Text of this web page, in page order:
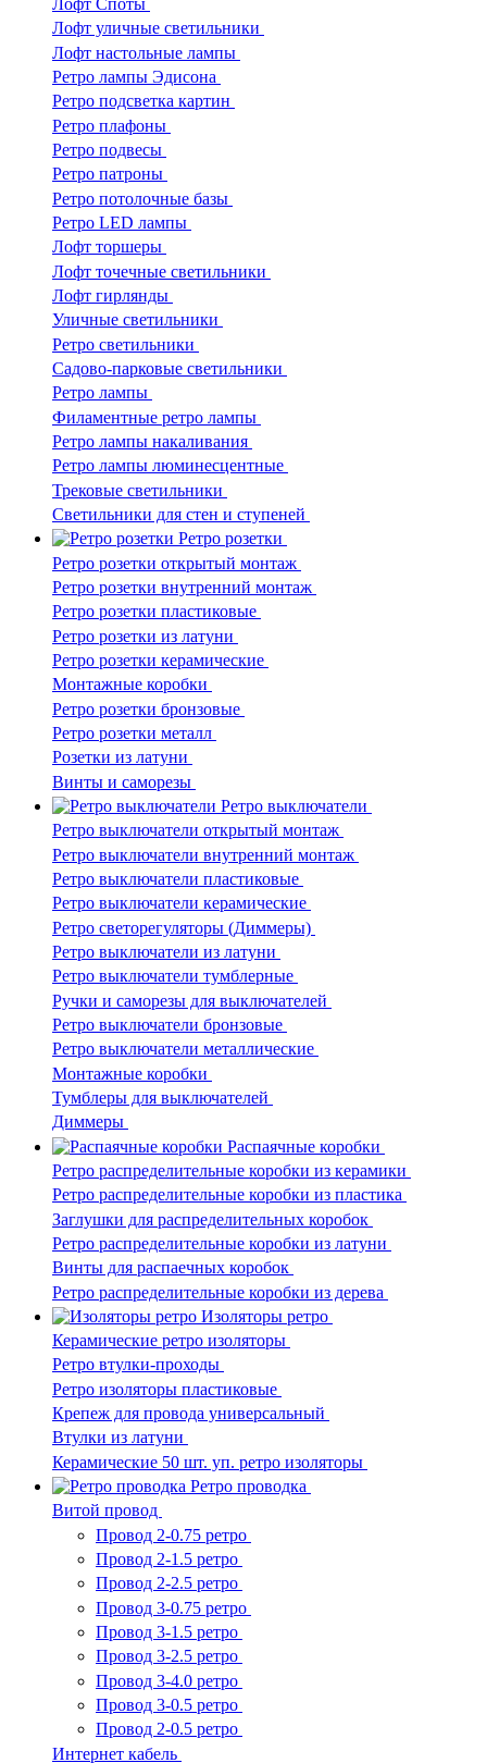
Лофт Споты
Лофт уличные светильники
Лофт настольные лампы
Ретро лампы Эдисона
Ретро подсветка картин
Ретро плафоны
Ретро подвесы
Ретро патроны
Ретро потолочные базы
Ретро LED лампы
Лофт торшеры
Лофт точечные светильники
Лофт гирлянды
Уличные светильники
Ретро светильники
Садово-парковые светильники
Ретро лампы
Филаментные ретро лампы
Ретро лампы накаливания
Ретро лампы люминесцентные
Трековые светильники
Светильники для стен и ступеней
Ретро розетки
Ретро розетки открытый монтаж
Ретро розетки внутренний монтаж
Ретро розетки пластиковые
Ретро розетки из латуни
Ретро розетки керамические
Монтажные коробки
Ретро розетки бронзовые
Ретро розетки металл
Розетки из латуни
Винты и саморезы
Ретро выключатели
Ретро выключатели открытый монтаж
Ретро выключатели внутренний монтаж
Ретро выключатели пластиковые
Ретро выключатели керамические
Ретро светорегуляторы (Диммеры)
Ретро выключатели из латуни
Ретро выключатели тумблерные
Ручки и саморезы для выключателей
Ретро выключатели бронзовые
Ретро выключатели металлические
Монтажные коробки
Тумблеры для выключателей
Диммеры
Распаячные коробки
Ретро распределительные коробки из керамики
Ретро распределительные коробки из пластика
Заглушки для распределительных коробок
Ретро распределительные коробки из латуни
Винты для распаечных коробок
Ретро распределительные коробки из дерева
Изоляторы ретро
Керамические ретро изоляторы
Ретро втулки-проходы
Ретро изоляторы пластиковые
Крепеж для провода универсальный
Втулки из латуни
Керамические 50 шт. уп. ретро изоляторы
Ретро проводка
Витой провод
Провод 2-0.75 ретро
Провод 2-1.5 ретро
Провод 2-2.5 ретро
Провод 3-0.75 ретро
Провод 3-1.5 ретро
Провод 3-2.5 ретро
Провод 3-4.0 ретро
Провод 3-0.5 ретро
Провод 2-0.5 ретро
Интернет кабель